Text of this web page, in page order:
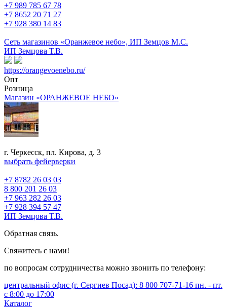
+7 989 785 67 78
+7 8652 20 71 27
+7 928 380 14 83
Сеть магазинов «Оранжевое небо», ИП Земцов М.С.
ИП Земцова Т.В.
https://orangevoenebo.ru/
Опт
Розница
Магазин «ОРАНЖЕВОЕ НЕБО»
г. Черкесск, пл. Кирова, д. 3
выбрать фейерверки
+7 8782 26 03 03
8 800 201 26 03
+7 963 282 26 03
+7 928 394 57 47
ИП Земцова Т.В.
Обратная связь.
Свяжитесь с нами!
по вопросам сотрудничества можно звонить по телефону:
центральный офис (г. Сергиев Посад): 8 800 707-71-16 пн. - пт.
с 8:00 до 17:00
Каталог